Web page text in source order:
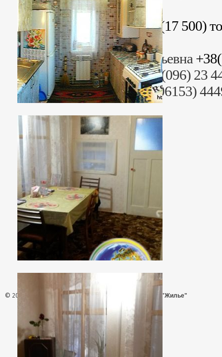
Стоимость: 455 000 грн. (17 500)
покупателю
Риэлтор: Сусанна Григорьевна
Раб. тел. (095) 23 44499, (096) 23
+38 (06153) 44442, +38 (06153)
© 2026 - АН "Жилье"ООО "Агентство Недвижимости "Жилье"